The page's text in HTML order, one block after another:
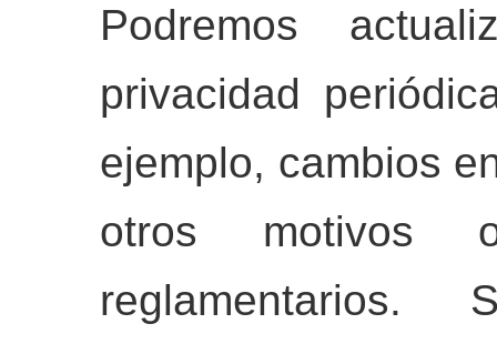
Podremos
privacidad
ejemplo, cambios
otros motivos
reglamentarios.